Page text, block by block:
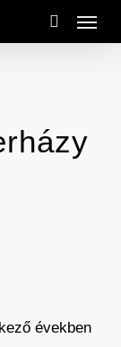
search
Menu
években